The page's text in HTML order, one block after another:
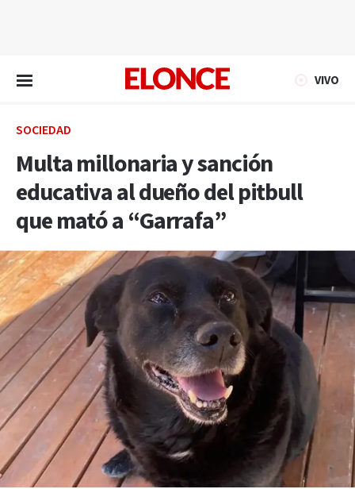
VIVO
SOCIEDAD
Multa millonaria y sanción
educativa al dueño del pitbull
que mató a “Garrafa”